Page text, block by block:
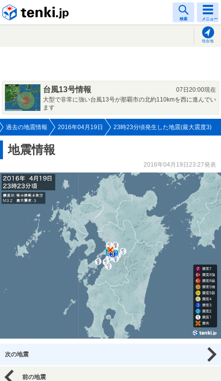
検索 メニュー
現在地
台風13号情報
07日20:00現在
大型で非常に強い台風13号が那覇市の北約110kmを西に進んでい
ます
過去の地震情報 2016年04月19日 23時23分頃発生した地震(最大震度3)
地震情報
2016年04月19日23:27発表
次の地震
前の地震